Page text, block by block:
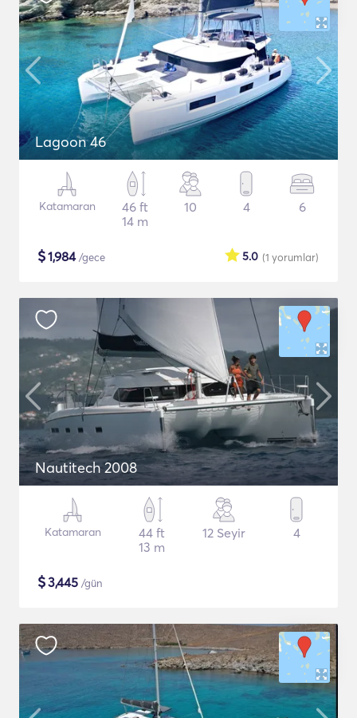
Lagoon 46
Katamaran
46 ft
14 m
10 4 6
$1,984/gece (1 yorumlar)
5.0
Nautitech 2008
Katamaran
44 ft
13 m
12 Seyir 4
$3,445 /gün